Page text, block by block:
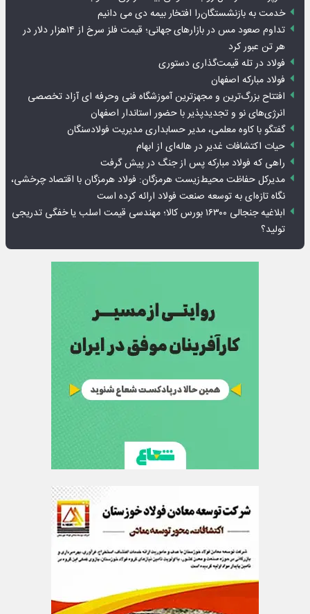
خدمت به بازنشستگان‌را افتخار بیمه دی می دانیم
تداوم صعود مس در بازارهای جهانی؛ قیمت فلز سرخ از ۱۴هزار دلار در
هر تن عبور کرد
فولاد در تله قیمت‌گذاری دستوری
فولاد مبارکه اصفهان
افتتاح بزرگ‌ترین و مجهزترین آموزشگاه فنی وحرفه ای آزاد تخصصی
انرژی‌های نو و تجدیدپذیر با حضور استاندار اصفهان
گفتگو با کاوه معلمی، مدیر حسابداری مدیریت فولادسنگان
حیات اکتشافات غدیر در هاله‌ای از ابهام
راهی که فولاد مبارکه پس از جنگ در پیش گرفت
مدیرکل حفاظت محیط‌زیست هرمزگان: فولاد هرمزگان با اقتصاد چرخشی،
نگاه تازه‌ای به توسعه صنعت فولاد ارائه کرده است
ابلاغیه جنجالی ۱۶۳۰۰ بورس کالا؛ مهندسی قیمت اسلب یا خفگی تدریجی
تولید؟